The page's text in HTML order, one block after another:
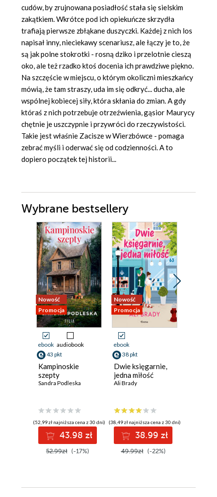
cudów, by zrujnowana posiadłość stała się sielskim
zakątkiem. Wkrótce pod ich opiekuńcze skrzydła
trafiają pierwsze zbłąkane duszyczki. Każdej z nich los
napisał inny, nieciekawy scenariusz, ale łączy je to, że
są jak polne stokrotki - rosną dziko i przelotnie cieszą
oko, ale też rzadko ktoś docenia ich prawdziwe piękno.
Na szczęście w miejscu, o którym okoliczni mieszkańcy
mówią, że tam straszy, uda im się odkryć... ducha, ale
wspólnej kobiecej siły, która skłania do zmian. A gdy
któraś z nich potrzebuje otrzeźwienia, gąsior Maurycy
chętnie je uszczypnie i przywróci do rzeczywistości.
Takie jest właśnie Zacisze w Wierzbówce - pomaga
zebrać myśli i oderwać się od codzienności. A to
dopiero początek tej historii...
Wybrane bestsellery
Nowość
Promocja
ebook audiobook
43 pkt
Kampinoskie
szepty
Sandra Podleska
(52,99 zł najniższa cena z 30 dni)
43.98 zł
52.99zł (-17%)
Nowość
Promocja
ebook
38 pkt
Dwie księgarnie,
jedna miłość
Ali Brady
(38,49 zł najniższa cena z 30 dni)
38.99 zł
49.99zł (-22%)